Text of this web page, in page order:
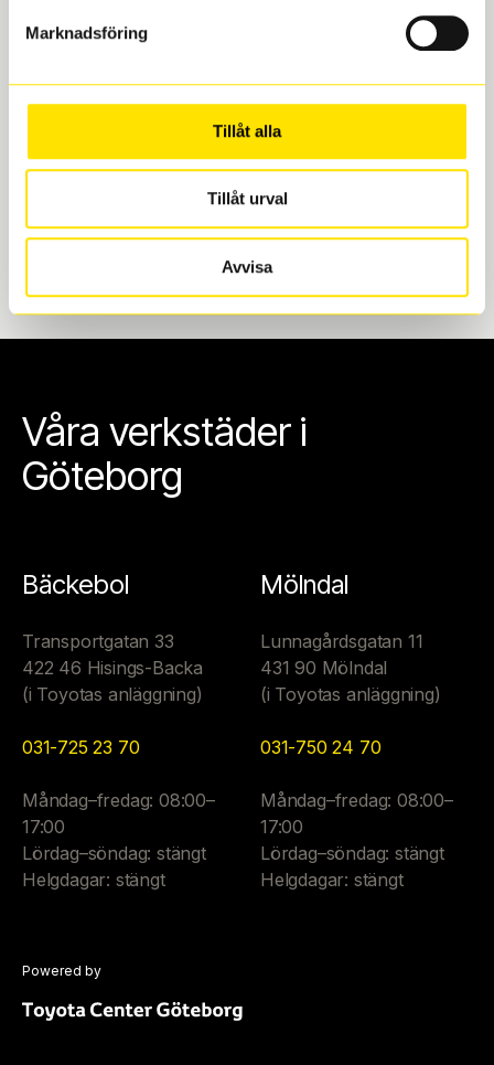
Marknadsföring
Tillåt alla
Tillåt urval
Avvisa
När du beställer dina nya däck eller fälgar hos oss
Göteborg. Välj mellan Hisingen (Bäckebol) eller
upphämtning eller service. När vi byter dina däck ser
vi till att de uppfyller alla krav för en säker körning.
Våra verkstäder i
Göteborg
Bäckebol
Transportgatan 33
422 46 Hisings-Backa
(i Toyotas anläggning)
031-725 23 70
Måndag–fredag: 08:00–
17:00
Lördag–söndag: stängt
Helgdagar: stängt
Mölndal
Lunnagårdsgatan 11
431 90 Mölndal
(i Toyotas anläggning)
031-750 24 70
Måndag–fredag: 08:00–
17:00
Lördag–söndag: stängt
Helgdagar: stängt
Powered by